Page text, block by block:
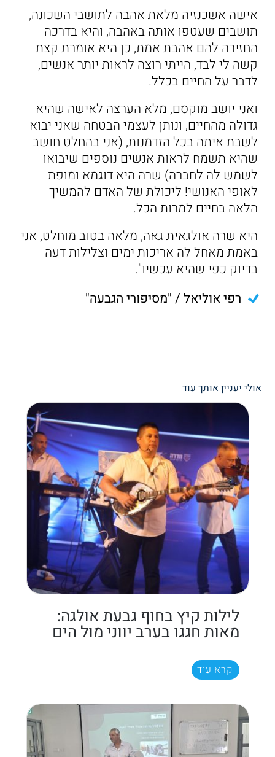
אישה אשכנזיה מלאת אהבה לתושבי השכונה,
תושבים שעטפו אותה באהבה, והיא בדרכה
החזירה להם אהבת אמת, כן היא אומרת קצת
קשה לי לבד, הייתי רוצה לראות יותר אנשים,
לדבר על החיים בכלל.
ואני יושב מוקסם, מלא הערצה לאישה שהיא
גדולה מהחיים, ונותן לעצמי הבטחה שאני יבוא
לשבת איתה בכל הזדמנות, (אני בהחלט חושב
שהיא תשמח לראות אנשים נוספים שיבואו
לשמש לה לחברה) שרה היא דוגמא ומופת
לאופי האנושי! ליכולת של האדם להמשיך
הלאה בחיים למרות הכל.
היא שרה אולגאית גאה, מלאה בטוב מוחלט, אני
באמת מאחל לה אריכות ימים וצלילות דעה
בדיוק כפי שהיא עכשיו".
רפי אוליאל / "מסיפורי הגבעה"
אולי יעניין אותך עוד
לילות קיץ בחוף גבעת אולגה:
מאות חגגו בערב יווני מול הים
קרא עוד